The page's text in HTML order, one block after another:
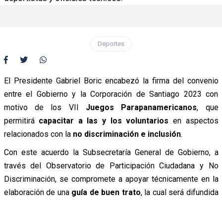
Deportes
El Presidente Gabriel Boric encabezó la firma del convenio
entre el Gobierno y la Corporación de Santiago 2023 con
motivo de los VII Juegos Parapanamericanos, que
permitirá capacitar a las y los voluntarios en aspectos
relacionados con la no discriminación e inclusión.
Con este acuerdo la Subsecretaría General de Gobierno, a
través del Observatorio de Participación Ciudadana y No
Discriminación, se compromete a apoyar técnicamente en la
elaboración de una guía de buen trato, la cual será difundida